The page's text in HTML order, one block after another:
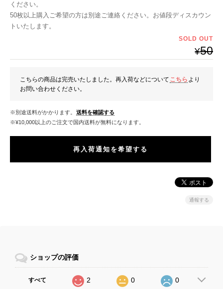
ください。
50枚以上購入ご希望の方は別途ご連絡ください。お値段ディスカウン
トいたします。
SOLD OUT
¥50
こちらの商品は完売いたしました。再入荷などについて こちら より
お問い合わせください。
※別途送料がかかります。 送料を確認する
※¥10,000以上のご注文で国内送料が無料になります。
再入荷通知を希望する
通報する
ショップの評価
すべて 2 0 0